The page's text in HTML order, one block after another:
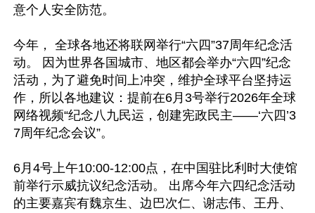
意个人安全防范。
今年， 全球各地还将联网举行“六四”37周年纪念活
动。 因为世界各国城市、地区都会举办“六四”纪念
活动，为了避免时间上冲突，维护全球平台坚持运
作，所以各地建议：提前在6月3号举行2026年全球
网络视频“纪念八九民运，创建宪政民主——‘六四’3
7周年纪念会议”。
6月4号上午10:00-12:00点，在中国驻比利时大使馆
前举行示威抗议纪念活动。 出席今年六四纪念活动
的主要嘉宾有魏京生、边巴次仁、谢志伟、王丹、